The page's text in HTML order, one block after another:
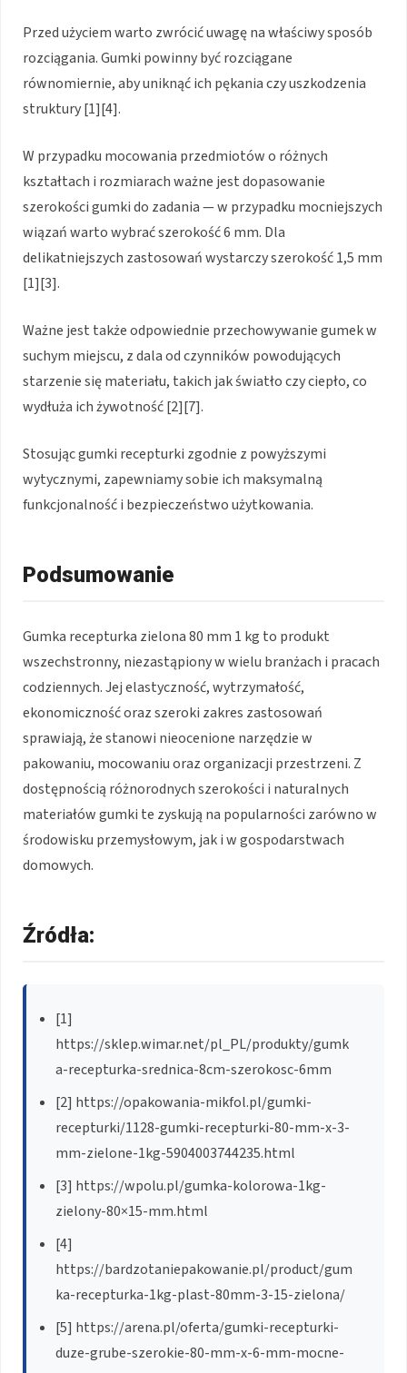
Przed użyciem warto zwrócić uwagę na właściwy sposób
rozciągania. Gumki powinny być rozciągane
równomiernie, aby uniknąć ich pękania czy uszkodzenia
struktury [1][4].
W przypadku mocowania przedmiotów o różnych
kształtach i rozmiarach ważne jest dopasowanie
szerokości gumki do zadania — w przypadku mocniejszych
wiązań warto wybrać szerokość 6 mm. Dla
delikatniejszych zastosowań wystarczy szerokość 1,5 mm
[1][3].
Ważne jest także odpowiednie przechowywanie gumek w
suchym miejscu, z dala od czynników powodujących
starzenie się materiału, takich jak światło czy ciepło, co
wydłuża ich żywotność [2][7].
Stosując gumki recepturki zgodnie z powyższymi
wytycznymi, zapewniamy sobie ich maksymalną
funkcjonalność i bezpieczeństwo użytkowania.
Podsumowanie
Gumka recepturka zielona 80 mm 1 kg to produkt
wszechstronny, niezastąpiony w wielu branżach i pracach
codziennych. Jej elastyczność, wytrzymałość,
ekonomiczność oraz szeroki zakres zastosowań
sprawiają, że stanowi nieocenione narzędzie w
pakowaniu, mocowaniu oraz organizacji przestrzeni. Z
dostępnością różnorodnych szerokości i naturalnych
materiałów gumki te zyskują na popularności zarówno w
środowisku przemysłowym, jak i w gospodarstwach
domowych.
Źródła:
[1]
https://sklep.wimar.net/pl_PL/produkty/gumk
a-recepturka-srednica-8cm-szerokosc-6mm
[2] https://opakowania-mikfol.pl/gumki-
recepturki/1128-gumki-recepturki-80-mm-x-3-
mm-zielone-1kg-5904003744235.html
[3] https://wpolu.pl/gumka-kolorowa-1kg-
zielony-80×15-mm.html
[4]
https://bardzotaniepakowanie.pl/product/gum
ka-recepturka-1kg-plast-80mm-3-15-zielona/
[5] https://arena.pl/oferta/gumki-recepturki-
duze-grube-szerokie-80-mm-x-6-mm-mocne-